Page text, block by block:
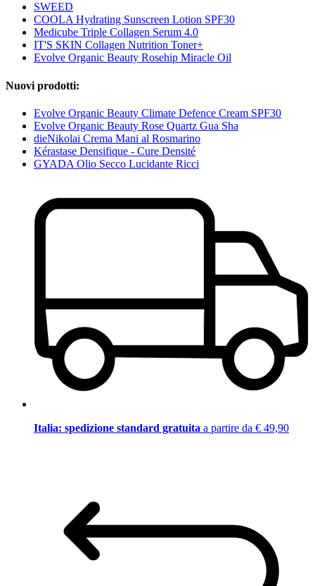
SWEED
COOLA Hydrating Sunscreen Lotion SPF30
Medicube Triple Collagen Serum 4.0
IT'S SKIN Collagen Nutrition Toner+
Evolve Organic Beauty Rosehip Miracle Oil
Nuovi prodotti:
Evolve Organic Beauty Climate Defence Cream SPF30
Evolve Organic Beauty Rose Quartz Gua Sha
dieNikolai Crema Mani al Rosmarino
Kérastase Densifique - Cure Densité
GYADA Olio Secco Lucidante Ricci
Italia: spedizione standard gratuita a partire da € 49,90